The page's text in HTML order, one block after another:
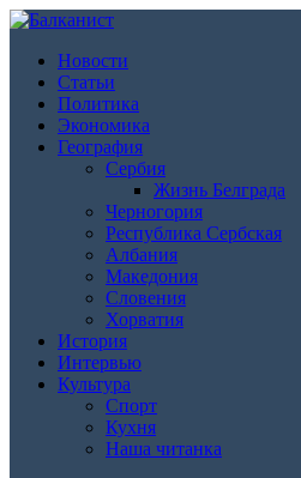
Новости
Статьи
Политика
Экономика
География
Сербия
Жизнь Белграда
Черногория
Республика Сербская
Албания
Македония
Словения
Хорватия
История
Интервью
Культура
Спорт
Кухня
Наша читанка